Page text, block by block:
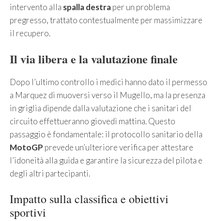
intervento alla spalla destraper un problema
pregresso, trattato contestualmente per massimizzare
il recupero.
Il via libera e la valutazione finale
Dopo l’ultimo controllo i medici hanno dato il permesso
a Marquez di muoversi verso il Mugello, ma la presenza
in griglia dipende dalla valutazione che i sanitari del
circuito effettueranno giovedì mattina. Questo
passaggio è fondamentale: il protocollo sanitario della
MotoGP prevede un’ulteriore verifica per attestare
l’idoneità alla guida e garantire la sicurezza del pilota e
degli altri partecipanti.
Impatto sulla classifica e obiettivi
sportivi